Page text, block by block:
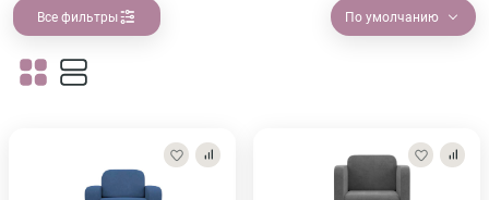
Все фильтры По умолчанию